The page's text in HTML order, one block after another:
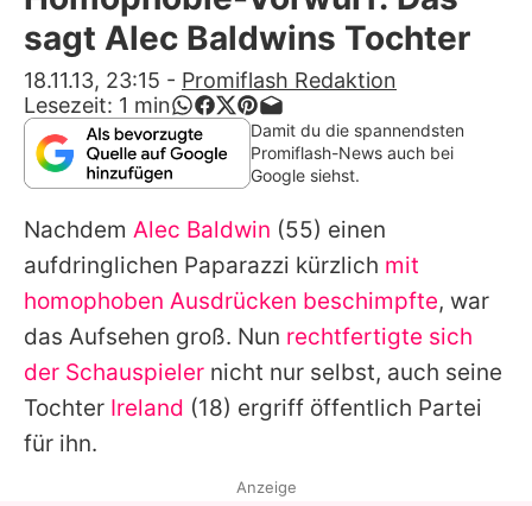
Alle Themen auf Promiflash
App runterladen
Team
Redaktionelle Richtlinien
Impressum
Nutzungsbedingungen
Utiq verwalten
sagt Alec Baldwins Tochter
18.11.13, 23:15 - Promiflash Redaktion
Lesezeit: 1 min
Damit du die spannendsten
Promiflash-News auch bei
Google siehst.
Nachdem Alec Baldwin (55) einen
aufdringlichen Paparazzi kürzlich mit
homophoben Ausdrücken beschimpfte, war
das Aufsehen groß. Nun rechtfertigte sich
der Schauspieler nicht nur selbst, auch seine
Tochter Ireland (18) ergriff öffentlich Partei
für ihn.
Anzeige